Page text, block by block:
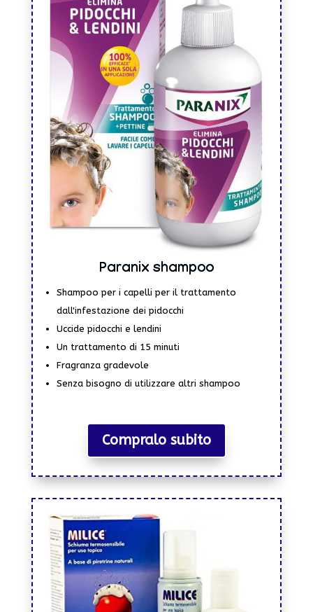
Paranix shampoo
Shampoo per i capelli per il trattamento
dall'infestazione dei pidocchi
Uccide pidocchi e lendini
Un trattamento di 15 minuti
Fragranza gradevole
Senza bisogno di utilizzare altri shampoo
Compralo subito